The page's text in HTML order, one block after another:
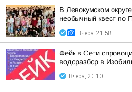
В Левокумском
необычный квест по
Вчера, 21:58
Фейк в Сети
водоразбор в
Вчера, 20:10